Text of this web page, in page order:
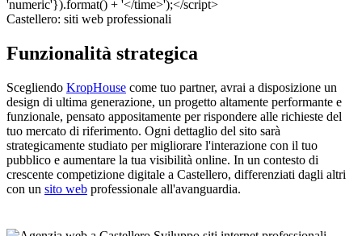
Castellero: siti web professionali
Funzionalità strategica
Scegliendo KropHouse come tuo partner, avrai a disposizione un
design di ultima generazione, un progetto altamente performante e
funzionale, pensato appositamente per rispondere alle richieste del
tuo mercato di riferimento. Ogni dettaglio del sito sarà
strategicamente studiato per migliorare l'interazione con il tuo
pubblico e aumentare la tua visibilità online. In un contesto di
crescente competizione digitale a Castellero, differenziati dagli altri
con un sito web professionale all'avanguardia.